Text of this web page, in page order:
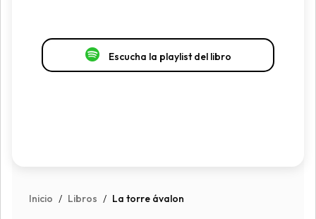
Escucha la playlist del libro
Inicio / Libros / La torre ávalon